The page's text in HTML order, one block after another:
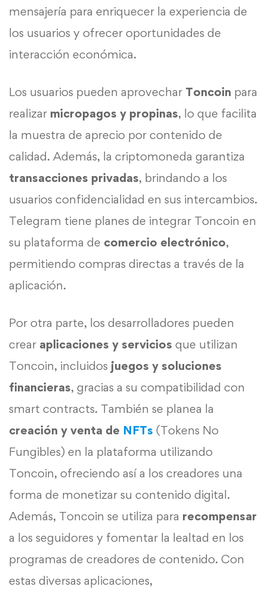
mensajería para enriquecer la experiencia de
los usuarios y ofrecer oportunidades de
interacción económica.
Los usuarios pueden aprovechar Toncoin para
realizar micropagos y propinas, lo que facilita
la muestra de aprecio por contenido de
calidad. Además, la criptomoneda garantiza
transacciones privadas, brindando a los
usuarios confidencialidad en sus intercambios.
Telegram tiene planes de integrar Toncoin en
su plataforma de comercio electrónico,
permitiendo compras directas a través de la
aplicación.
Por otra parte, los desarrolladores pueden
crear aplicaciones y servicios que utilizan
Toncoin, incluidos juegos y soluciones
financieras, gracias a su compatibilidad con
smart contracts. También se planea la
creación y venta de NFTs (Tokens No
Fungibles) en la plataforma utilizando
Toncoin, ofreciendo así a los creadores una
forma de monetizar su contenido digital.
Además, Toncoin se utiliza para recompensar
a los seguidores y fomentar la lealtad en los
programas de creadores de contenido. Con
estas diversas aplicaciones,